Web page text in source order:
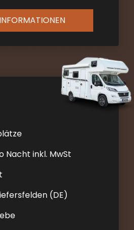
Nacht inkl. MwSt
(DE)